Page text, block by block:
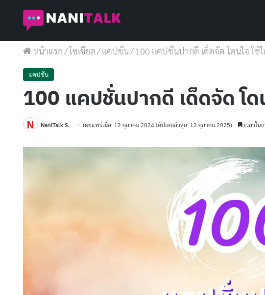
หน้าแรก/โซเชียล/แคปชั่น/ 100 แคปชั่นปากดี เด็ดจัด โดนใจ ใช้
แคปชั่น
100 แคปชั่นปากดี เด็ดจัด โด
NaniTalk S. เผยแพร่เมื่อ: 12 ตุลาคม 2024 (อัปเดตล่าสุด: 12 ตุลาคม 2025) เวลาใ